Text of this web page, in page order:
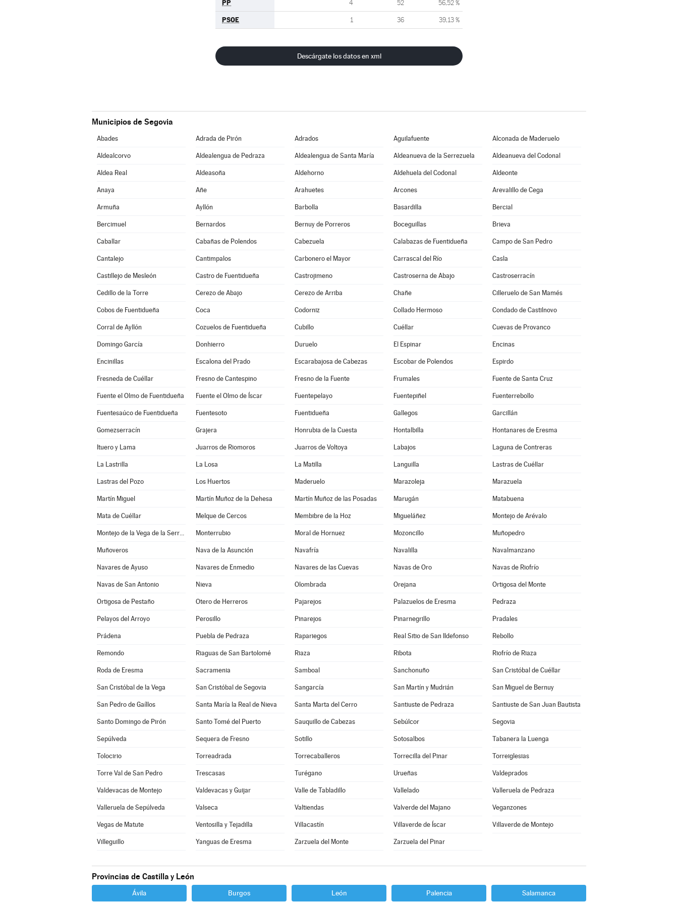
PP 4 52 56,52 %
PSOE 1 36 39,13 %
Descárgate los datos en xml
Municipios de Segovia
Abades Adrada de Pirón Adrados Aguilafuente Alconada de Maderuelo
Aldealcorvo Aldealengua de Pedraza Aldealengua de Santa María Aldeanueva de la Serrezuela Aldeanueva del Codonal
Aldea Real Aldeasoña Aldehorno Aldehuela del Codonal Aldeonte
Anaya Añe Arahuetes Arcones Arevalillo de Cega
Armuña Ayllón Barbolla Basardilla Bercial
Bercimuel Bernardos Bernuy de Porreros Boceguillas Brieva
Caballar Cabañas de Polendos Cabezuela Calabazas de Fuentidueña Campo de San Pedro
Cantalejo Cantimpalos Carbonero el Mayor Carrascal del Río Casla
Castillejo de Mesleón Castro de Fuentidueña Castrojimeno Castroserna de Abajo Castroserracín
Cedillo de la Torre Cerezo de Abajo Cerezo de Arriba Chañe Cilleruelo de San Mamés
Cobos de Fuentidueña Coca Codorniz Collado Hermoso Condado de Castilnovo
Corral de Ayllón Cozuelos de Fuentidueña Cubillo Cuéllar Cuevas de Provanco
Domingo García Donhierro Duruelo El Espinar Encinas
Encinillas Escalona del Prado Escarabajosa de Cabezas Escobar de Polendos Espirdo
Fresneda de Cuéllar Fresno de Cantespino Fresno de la Fuente Frumales Fuente de Santa Cruz
Fuente el Olmo de Fuentidueña Fuente el Olmo de Íscar Fuentepelayo Fuentepiñel Fuenterrebollo
Fuentesaúco de Fuentidueña Fuentesoto Fuentidueña Gallegos Garcillán
Gomezserracín Grajera Honrubia de la Cuesta Hontalbilla Hontanares de Eresma
Ituero y Lama Juarros de Riomoros Juarros de Voltoya Labajos Laguna de Contreras
La Lastrilla La Losa La Matilla Languilla Lastras de Cuéllar
Lastras del Pozo Los Huertos Maderuelo Marazoleja Marazuela
Martín Miguel Martín Muñoz de la Dehesa Martín Muñoz de las Posadas Marugán Matabuena
Mata de Cuéllar Melque de Cercos Membibre de la Hoz Migueláñez Montejo de Arévalo
Montejo de la Vega de la Serrezuela Monterrubio Moral de Hornuez Mozoncillo Muñopedro
Muñoveros Nava de la Asunción Navafría Navalilla Navalmanzano
Navares de Ayuso Navares de Enmedio Navares de las Cuevas Navas de Oro Navas de Riofrío
Navas de San Antonio Nieva Olombrada Orejana Ortigosa del Monte
Ortigosa de Pestaño Otero de Herreros Pajarejos Palazuelos de Eresma Pedraza
Pelayos del Arroyo Perosillo Pinarejos Pinarnegrillo Pradales
Prádena Puebla de Pedraza Rapariegos Real Sitio de San Ildefonso Rebollo
Remondo Riaguas de San Bartolomé Riaza Ribota Riofrío de Riaza
Roda de Eresma Sacramenia Samboal Sanchonuño San Cristóbal de Cuéllar
San Cristóbal de la Vega San Cristóbal de Segovia Sangarcía San Martín y Mudrián San Miguel de Bernuy
San Pedro de Gaíllos Santa María la Real de Nieva Santa Marta del Cerro Santiuste de Pedraza Santiuste de San Juan Bautista
Santo Domingo de Pirón Santo Tomé del Puerto Sauquillo de Cabezas Sebúlcor Segovia
Sepúlveda Sequera de Fresno Sotillo Sotosalbos Tabanera la Luenga
Tolocirio Torreadrada Torrecaballeros Torrecilla del Pinar Torreiglesias
Torre Val de San Pedro Trescasas Turégano Urueñas Valdeprados
Valdevacas de Montejo Valdevacas y Guijar Valle de Tabladillo Vallelado Valleruela de Pedraza
Valleruela de Sepúlveda Valseca Valtiendas Valverde del Majano Veganzones
Vegas de Matute Ventosilla y Tejadilla Villacastín Villaverde de Íscar Villaverde de Montejo
Villeguillo Yanguas de Eresma Zarzuela del Monte Zarzuela del Pinar
Provincias de Castilla y León
Ávila Burgos León Palencia Salamanca